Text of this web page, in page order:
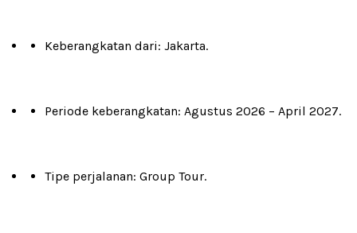
Keberangkatan dari: Jakarta.
Periode keberangkatan: Agustus 2026 – April 2027.
Tipe perjalanan: Group Tour.